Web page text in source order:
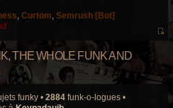
e
e
a
g
e
Curtom Semrush [Bot]
e
d
THE WHOLE FUNK AND
funky • 2884 funk-o-logues •